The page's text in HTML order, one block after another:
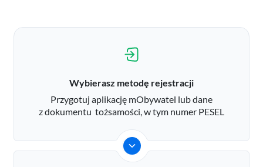
Wybierasz metodę rejestracji
Przygotuj aplikację mObywatel lub dane
z dokumentu tożsamości, w tym numer PESEL